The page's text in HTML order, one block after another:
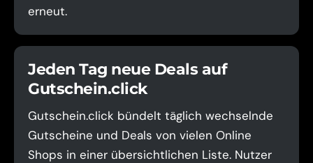
erneut.
Jeden Tag neue Deals auf
Gutschein.click
Gutschein.click bündelt täglich wechselnde
Gutscheine und Deals von vielen Online
Shops in einer übersichtlichen Liste. Nutzer